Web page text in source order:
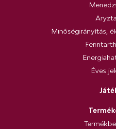
Minőségirányítás,
Éves